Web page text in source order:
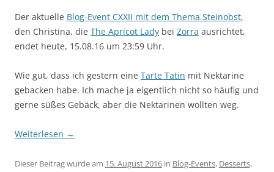
Der aktuelle Blog-Event CXXII mit dem Thema Steinobst,
den Christina, die The Apricot Lady bei Zorra ausrichtet,
endet heute, 15.08.16 um 23:59 Uhr.
Wie gut, dass ich gestern eine Tarte Tatin mit Nektarine
gebacken habe. Ich mache ja eigentlich nicht so häufig und
gerne süßes Gebäck, aber die Nektarinen wollten weg.
Weiterlesen →
Dieser Beitrag wurde am 15. August 2016 in Blog-Events, Desserts,